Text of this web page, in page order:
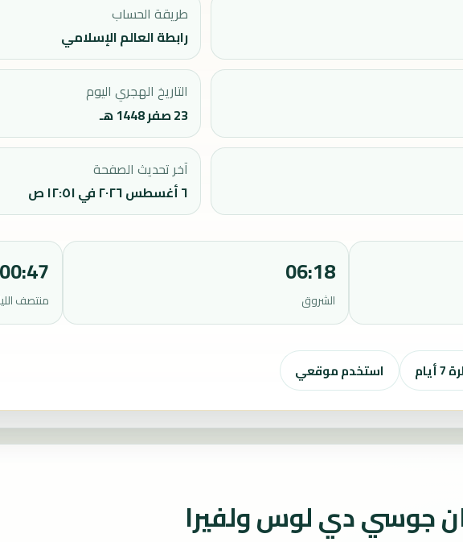
طريقة الحساب
رابطة العالم الإسلامي
التاريخ الهجري اليوم
23 صفر 1448 هـ
آخر تحديث الصفحة
٦ أغسطس ٢٠٢٦ في ١٢:٥١ ص
06:18
الشروق
00:47
منتصف
استخدم موقعي
جوسي دي لوس ولفيرا